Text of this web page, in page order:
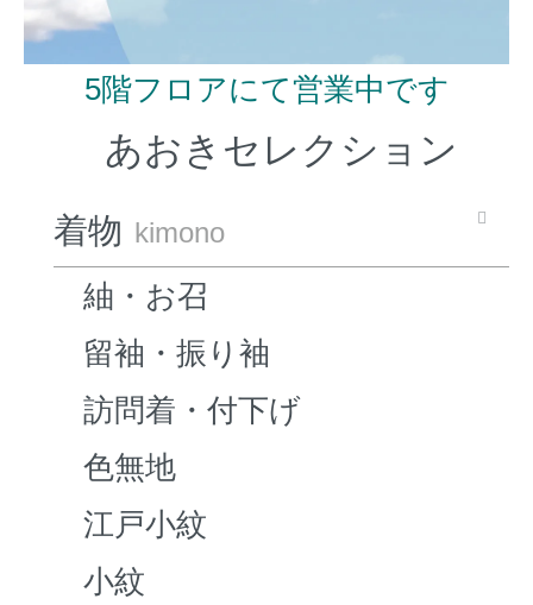
5階フロアにて営業中です
あおきセレクション
着物 kimono
紬・お召
留袖・振り袖
訪問着・付下げ
色無地
江戸小紋
小紋